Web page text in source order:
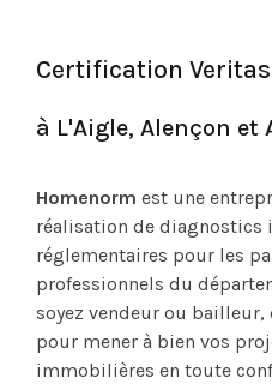
Certification Veritas
à L'Aigle, Alençon et
Homenorm est une
réalisation de
réglementaires pour les
professionnels du
soyez vendeur ou
pour mener à bien vos
immobilières en toute